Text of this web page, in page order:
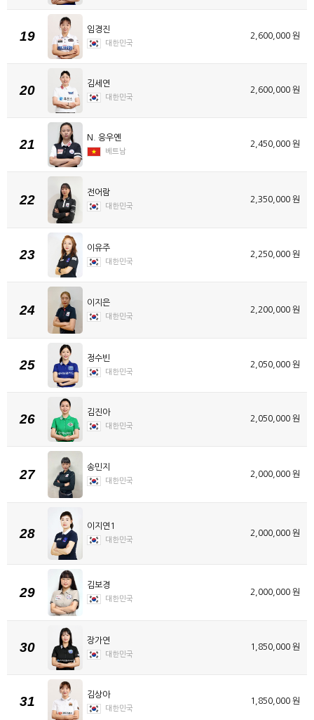
19 임경진
대한민국
2,600,000 원
20 김세연
대한민국
2,600,000 원
21 N. 응우옌
베트남
2,450,000 원
22 전어람
대한민국
2,350,000 원
23 이유주
대한민국
2,250,000 원
24 이지은
대한민국
2,200,000 원
25 정수빈
대한민국
2,050,000 원
26 김진아
대한민국
2,050,000 원
27 송민지
대한민국
2,000,000 원
28 이지연1
대한민국
2,000,000 원
29 김보경
대한민국
2,000,000 원
30 장가연
대한민국
1,850,000 원
31 김상아
대한민국
1,850,000 원